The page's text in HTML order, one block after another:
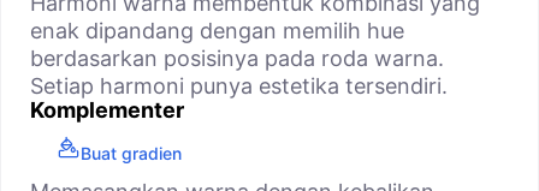
enak dipandang dengan memilih hue
berdasarkan posisinya pada roda warna.
Setiap harmoni punya estetika tersendiri.
Komplementer
Buat gradien